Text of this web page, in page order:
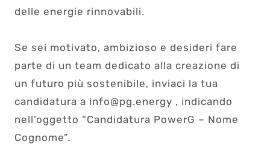
delle energie rinnovabili.
Se sei motivato, ambizioso e desideri fare
parte di un team dedicato alla creazione di
un futuro più sostenibile, inviaci la tua
candidatura a info@pg.energy , indicando
nell’oggetto “Candidatura PowerG – Nome
Cognome”.